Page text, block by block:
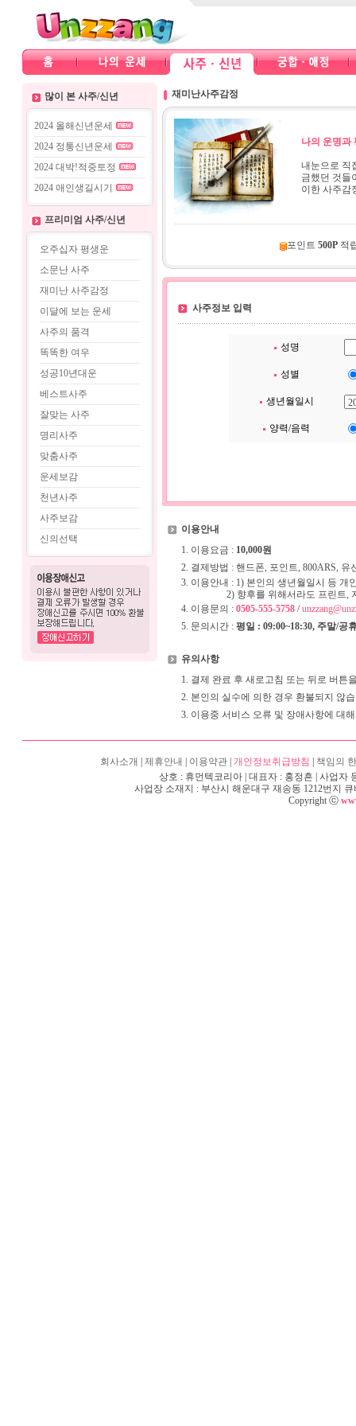
많이 본 사주/신년
2024 올해신년운세
2024 정통신년운세
2024 대박!적중토정
2024 애인생길시기
프리미엄 사주/신년
오주십자 평생운
소문난 사주
재미난 사주감정
이달에 보는 운세
사주의 품격
똑똑한 여우
성공10년대운
베스트사주
잘맞는 사주
명리사주
맞춤사주
운세보감
천년사주
사주보감
신의선택
재미난사주감정
나의 운명과
내눈으로 직
금했던 것들
이한 사주감
포인트 500P적
사주정보 입력
성명
성별
생년월일시
양력/음력
이용안내
1. 이용요금 : 10,000원
2. 결제방법 : 핸드폰, 포인트, 800ARS, 유
3. 이용안내 : 1) 본인의 생년월일시 등 개
2) 향후를 위해서라도 프린트, 저장,
4. 이용문의 : 0505-555-5758/
5. 문의시간 : 평일 : 09:00~18:30, 주말/공
유의사항
1. 결제 완료 후 새로고침 또는 뒤로 버튼
2. 본인의 실수에 의한 경우 환불되지 않
3. 이용중 서비스 오류 및 장애사항에 대
회사소개 제휴안내 이용약관 개인정보취급방침
책임의
상호 : 휴먼텍코리아 | 대표자 : 홍정흔 | 사업자
사업장 소재지 : 부산시 해운대구 재송동 1212번지 큐
Copyright ⓒ